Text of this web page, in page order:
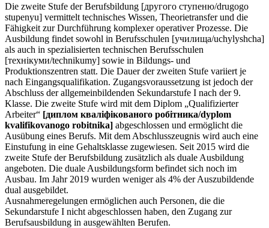
Die zweite Stufe der Berufsbildung [другого ступеню/drugogo
stupenyu] vermittelt technisches Wissen, Theorietransfer und die
Fähigkeit zur Durchführung komplexer operativer Prozesse. Die
Ausbildung findet sowohl in Berufsschulen [училища/uchylyshcha]
als auch in spezialisierten technischen Berufsschulen
[технікуми/technikumy] sowie in Bildungs- und
Produktionszentren statt. Die Dauer der zweiten Stufe variiert je
nach Eingangsqualifikation. Zugangsvoraussetzung ist jedoch der
Abschluss der allgemeinbildenden Sekundarstufe I nach der 9.
Klasse. Die zweite Stufe wird mit dem Diplom „Qualifizierter
Arbeiter“ [диплом кваліфікованого робітника/dyplom
kvalifikovanogo robitnika] abgeschlossen und ermöglicht die
Ausübung eines Berufs. Mit dem Abschlusszeugnis wird auch eine
Einstufung in eine Gehaltsklasse zugewiesen. Seit 2015 wird die
zweite Stufe der Berufsbildung zusätzlich als duale Ausbildung
angeboten. Die duale Ausbildungsform befindet sich noch im
Ausbau. Im Jahr 2019 wurden weniger als 4% der Auszubildende
dual ausgebildet.
Ausnahmeregelungen ermöglichen auch Personen, die die
Sekundarstufe I nicht abgeschlossen haben, den Zugang zur
Berufsausbildung in ausgewählten Berufen.